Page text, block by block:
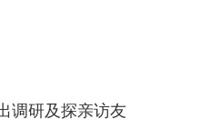
调研及探亲访友